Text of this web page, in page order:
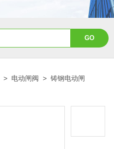
> 电动闸阀 >铸钢电动闸